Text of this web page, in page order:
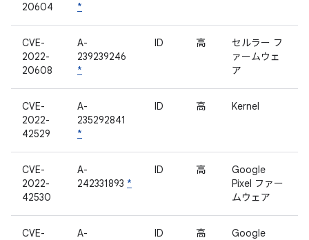
20604
*
CVE-
2022-
20608
A-
239239246
*
ID 高
セルラー フ
ァームウェ
ア
CVE-
2022-
42529
A-
235292841
*
ID 高 Kernel
CVE-
2022-
42530
A-
242331893 *
ID 高
Google
Pixel ファー
ムウェア
CVE-
A-
ID 高
Google